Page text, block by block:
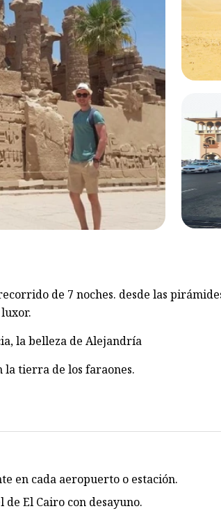
de 7 noches. desde las
la belleza de Alejandría
la tierra de los faraones.
en cada aeropuerto o estación.
El Cairo con desayuno.